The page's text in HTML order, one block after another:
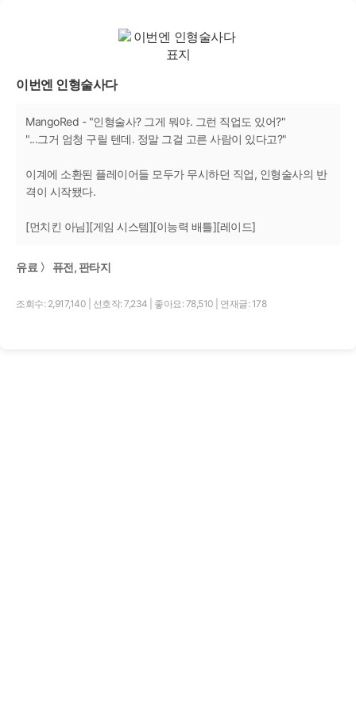
이번엔 인형술사다
MangoRed - "인형술사? 그게 뭐야. 그런 직업도 있어?"
"...그거 엄청 구릴 텐데. 정말 그걸 고른 사람이 있다고?"
이계에 소환된 플레이어들 모두가 무시하던 직업, 인형술사의 반
격이 시작됐다.
[먼치킨 아님][게임 시스템][이능력 배틀][레이드]
유료 〉 퓨전, 판타지
조회수: 2,917,140 선호작: 7,234 좋아요: 78,510 연재글: 178